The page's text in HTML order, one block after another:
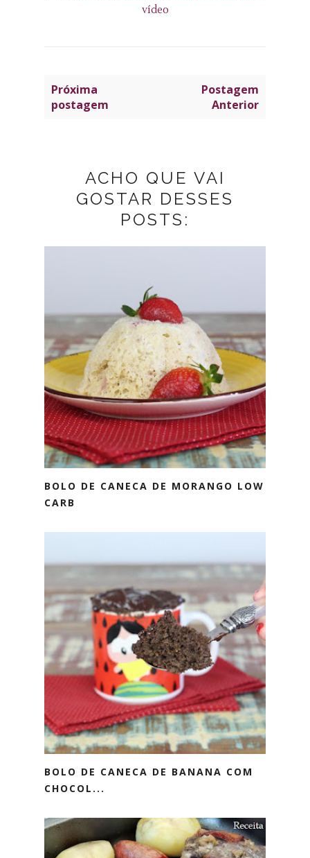
vídeo
Próxima
postagem
Postagem
Anterior
ACHO QUE VAI
GOSTAR DESSES
POSTS:
BOLO DE CANECA DE MORANGO LOW
CARB
BOLO DE CANECA DE BANANA COM
CHOCOL...